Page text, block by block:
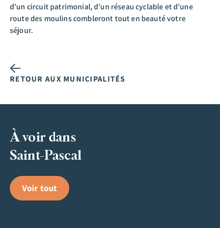
d’un circuit patrimonial, d’un réseau cyclable et d’une
route des moulins combleront tout en beauté votre
séjour.
RETOUR AUX MUNICIPALITÉS
À voir dans
Saint-Pascal
Voir tout